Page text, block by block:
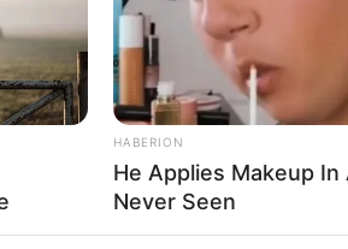
HABERION
He Applies Makeup In
Never Seen